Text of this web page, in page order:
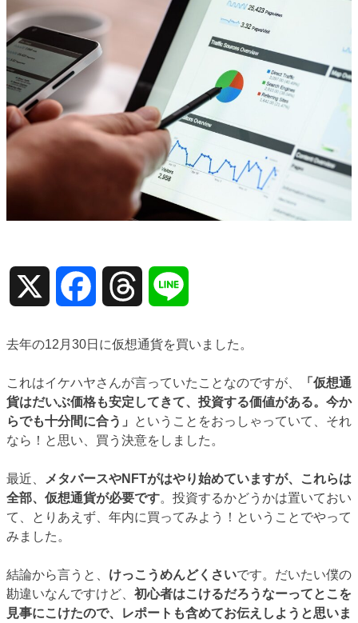
Facebook Threads
去年の12月30日に仮想通貨を買いました。
これはイケハヤさんが言っていたことなのですが、
「仮想通
貨はだいぶ価格も安定してきて、投資する価値がある。今か
らでも十分間に合う」
ということをおっしゃっていて、それ
なら！と思い、買う決意をしました。
最近、 メタバースやNFTがはやり始めていますが、これらは
全部、仮想通貨が必要です。投資するかどうかは置いておい
て、とりあえず、年内に買ってみよう！ということでやって
みました。
結論から言うと、 けっこうめんどくさいです。だいたい僕の
勘違いなんですけど、 初心者はこけるだろうなーってとこを
見事にこけたので、レポートも含めてお伝えしようと思いま